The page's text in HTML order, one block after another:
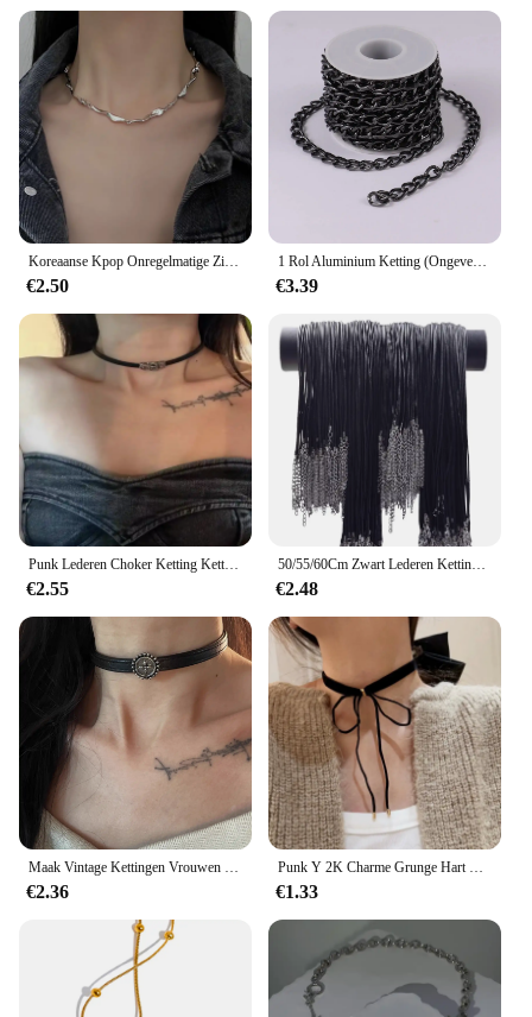
Koreaanse Kpop Onregelmatige Zirkoon Ketting Voor Vrouwen Punk Grunge Geometrische Korte Choker Sleutelbeen Ketting Kettingen Egirl Sieraden
€2.50
1 Rol Aluminium Ketting (Ongeveer 5 Meter) Geschikt Voor Het Maken Van Sieraden, Kettingen, Tassen
€3.39
Punk Lederen Choker Ketting Ketting Voor Vrouwen Hip Hop Riem Kettingen Armband 2021 Vrouwelijke Meisjes Feest Sieraden Cadeau
€2.55
50/55/60Cm Zwart Lederen Ketting Ketting 10/20/30 Stks/partij Legering Verlengde Kettingen Wax Diy Kettingen Voor Vrouwen Mannen Kreeft Sluiting
€2.48
Maak Vintage Kettingen Vrouwen Zwart Lederen Kettingen Dark Punk Subcultuur Gotische Zoete Banket Sieraden Geschenken
€2.36
Punk Y 2K Charme Grunge Hart Hanger Pu Lederen Sexy Choker Vintage Kettingen Voor Vrouwen Spice Meisjes Gothic Sieraden Accessoires Cadeau
€1.33